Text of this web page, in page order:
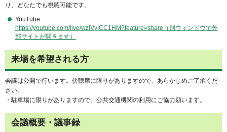
り、どなたでも視聴可能です。
YouTube
https://youtube.com/live/wzlVyICC1HM?feature=share（別ウィンドウで外
部サイトが開きます）
来場を希望される方
会議は公開で行います。傍聴席に限りがありますので、あらかじめご了承くだ
さい。
・駐車場に限りがありますので、公共交通機関の利用にご協力願います。
会議概要・議事録